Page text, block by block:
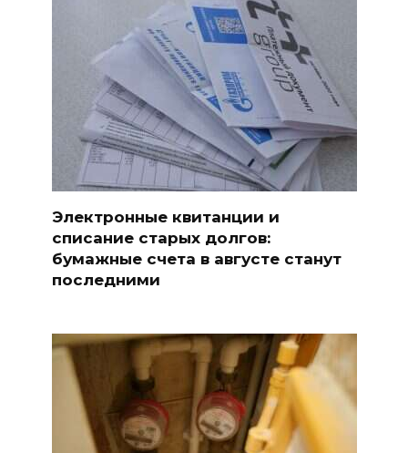
Электронные квитанции и
списание старых долгов:
бумажные счета в августе станут
последними